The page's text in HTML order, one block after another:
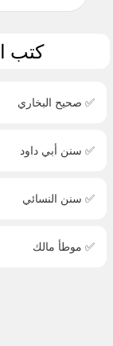
كتب
✅ صحيح البخاري
✅ سنن أبي داود
✅ سنن النسائي
✅ موطأ مالك